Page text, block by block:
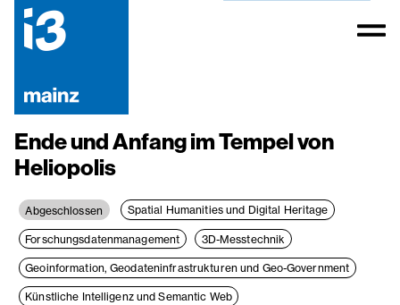
Ende und Anfang im Tempel von
Heliopolis
Abgeschlossen Spatial Humanities und Digital Heritage
Forschungsdatenmanagement 3D-Messtechnik
Geoinformation, Geodateninfrastrukturen und Geo-Government
Künstliche Intelligenz und Semantic Web